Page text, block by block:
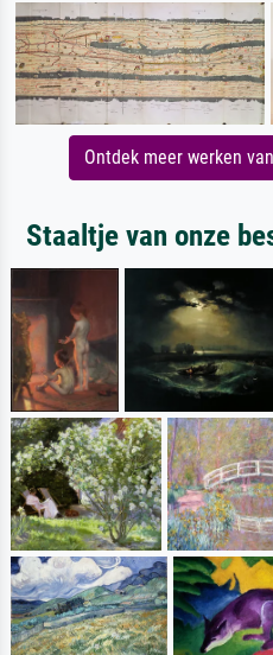
Ontdek meer werken
Staaltje van onze